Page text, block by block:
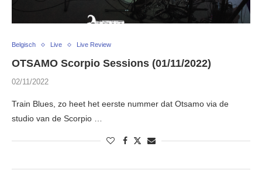
Belgisch Live Live Review
OTSAMO Scorpio Sessions (01/11/2022)
02/11/2022
Train Blues, zo heet het eerste nummer dat Otsamo via de
studio van de Scorpio …